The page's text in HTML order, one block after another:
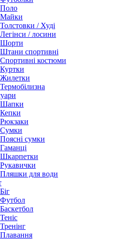
Поло
Майки
Толстовки / Худі
Легінси / лосини
Шорти
Штани спортивні
Спортивні костюми
Куртки
Жилетки
Термобілизна
Шапки
Кепки
Рюкзаки
Сумки
Поясні сумки
Гаманці
Шкарпетки
Рукавички
Пляшки для води
Біг
Футбол
Баскетбол
Теніс
Тренінг
Плавання